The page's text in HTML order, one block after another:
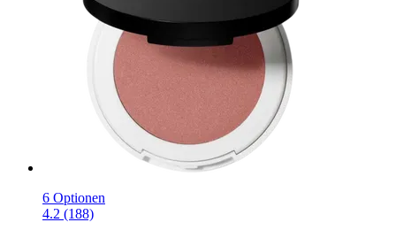
6 Optionen
4.2 (188)